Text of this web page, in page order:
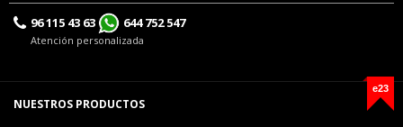
96 115 43 63 644 752 547
Atención personalizada
e23
NUESTROS PRODUCTOS